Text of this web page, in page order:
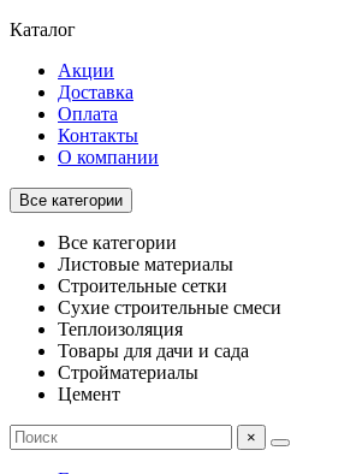
Каталог
Акции
Доставка
Оплата
Контакты
О компании
Все категории
Все категории
Листовые материалы
Строительные сетки
Сухие строительные смеси
Теплоизоляция
Товары для дачи и сада
Стройматериалы
Цемент
×